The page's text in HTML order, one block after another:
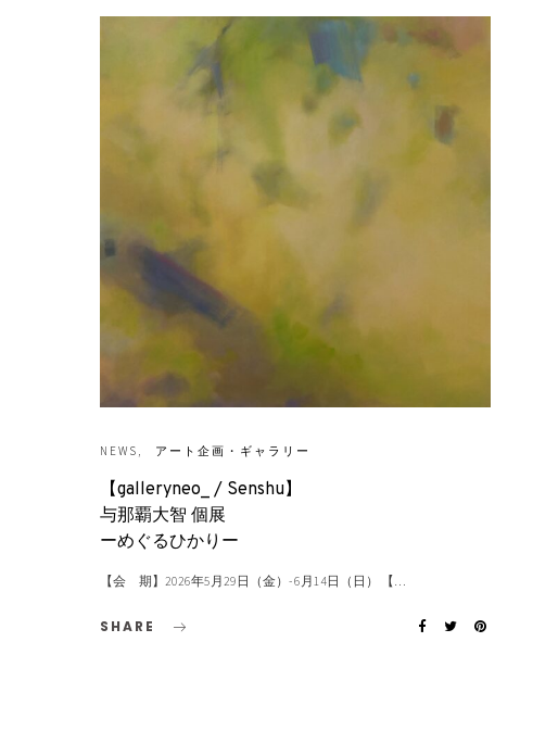
NEWS アート企画・ギャラリー
【galleryneo_ / Senshu】
与那覇大智 個展
ーめぐるひかりー
【会 期】2026年5月29日（金）- 6月14日（日） 【…
SHARE